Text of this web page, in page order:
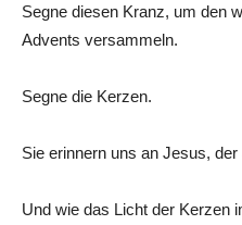
Segne diesen Kranz, um den
Advents versammeln.
Segne die Kerzen.
Sie erinnern uns an Jesus,
Und wie das Licht der Kerzen